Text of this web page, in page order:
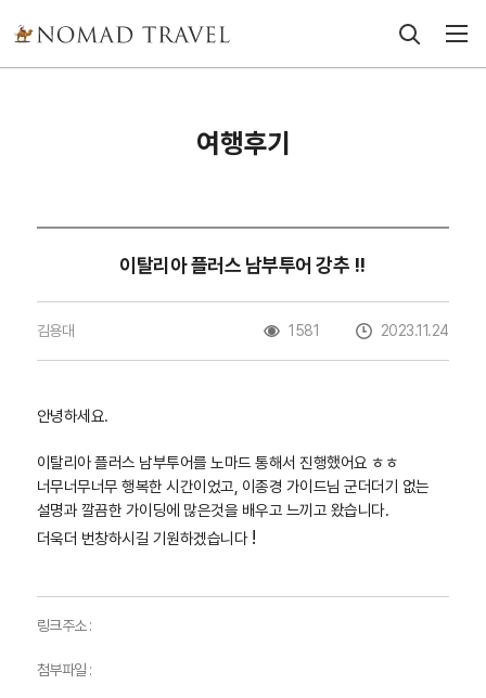
여행후기
이탈리아 플러스 남부투어 강추 !!
김용대 1581 2023.11.24
안녕하세요.
이탈리아 플러스 남부투어를 노마드 통해서 진행했어요 ㅎㅎ
너무너무너무 행복한 시간이었고, 이종경 가이드님 군더더기 없는
설명과 깔끔한 가이딩에 많은것을 배우고 느끼고 왔습니다.
더욱더 번창하시길 기원하겠습니다 !
링크주소 :
첨부파일 :